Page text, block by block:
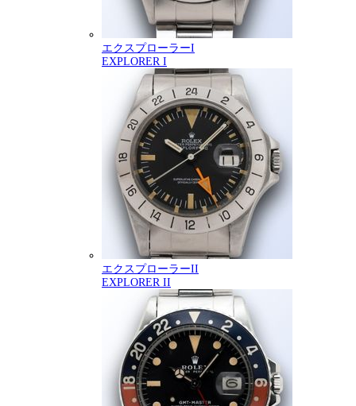
エクスプローラーI
EXPLORER I
エクスプローラーII
EXPLORER II